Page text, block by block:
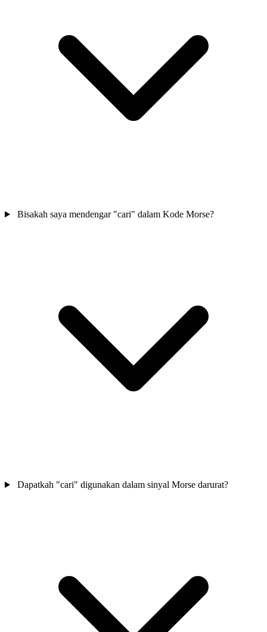
Bisakah saya mendengar "cari" dalam Kode Morse?
Dapatkah "cari" digunakan dalam sinyal Morse darurat?